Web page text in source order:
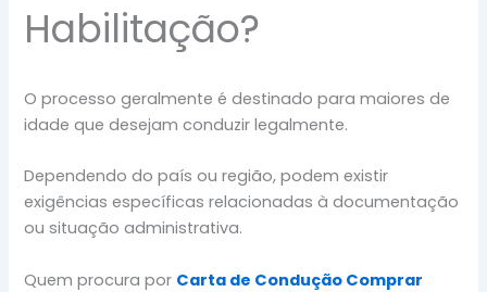
Habilitação?
O processo geralmente é destinado para maiores de
idade que desejam conduzir legalmente.
Dependendo do país ou região, podem existir
exigências específicas relacionadas à documentação
ou situação administrativa.
Quem procura por Carta de Condução Comprar